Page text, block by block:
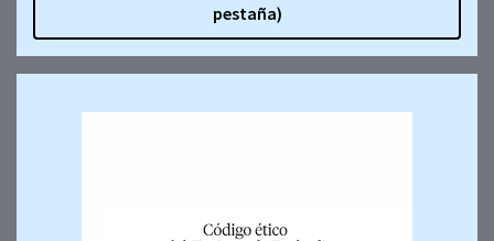
pestaña)